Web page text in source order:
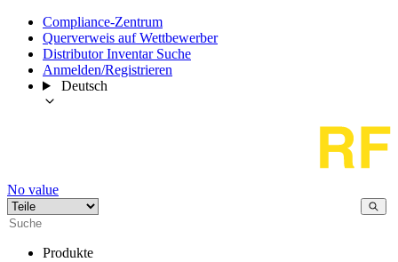
Compliance-Zentrum
Querverweis auf Wettbewerber
Distributor Inventar Suche
Anmelden/Registrieren
Deutsch
No value
Produkte